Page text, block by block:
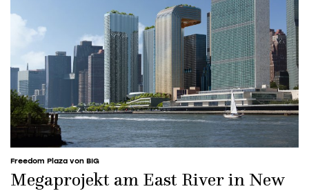
Freedom Plaza von BIG
Megaprojekt am East River in New